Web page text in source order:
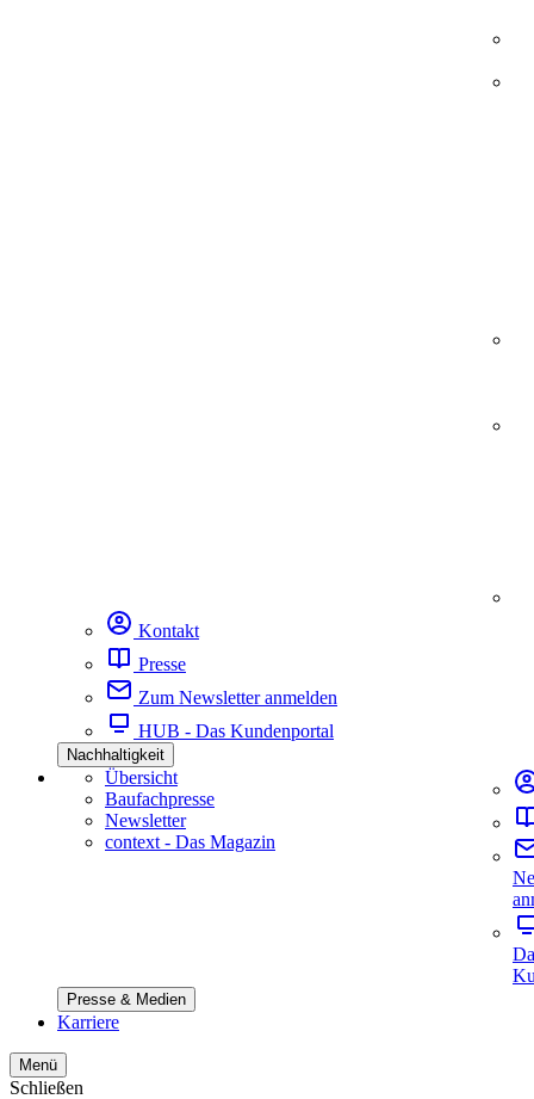
Kontakt
Presse
Zum Newsletter anmelden
HUB - Das Kundenportal
Nachhaltigkeit
Übersicht
Baufachpresse
Newsletter
context - Das Magazin
Presse & Medien
Karriere
Menü
Schließen